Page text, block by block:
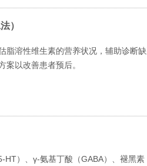
）
脂溶性维生素的营养状况，辅助诊断
案以改善患者预后。
）、γ-氨基丁酸（GABA）、褪黑素